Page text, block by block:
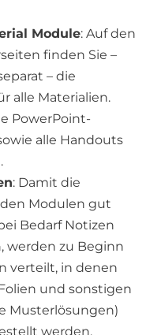
Module: Auf den
finden Sie –
– die
alle Materialien.
PowerPoint-
alle Handouts
: Damit die
Modulen gut
Bedarf Notizen
werden zu Beginn
verteilt, in denen
und sonstigen
Musterlösungen)
werden.